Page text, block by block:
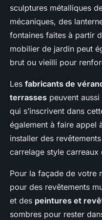
sculptures métalliques
mécaniques, des
fontaines faites à partir
mobilier de jardin peut
brut ou vieilli pour
Les fabricants de
terrasses peuvent
qui s’inscrivent dans
également à faire appel
installer des
carrelage style carreaux
Pour la façade de votre
pour des revêtements
et des peintures et
sombres pour rester